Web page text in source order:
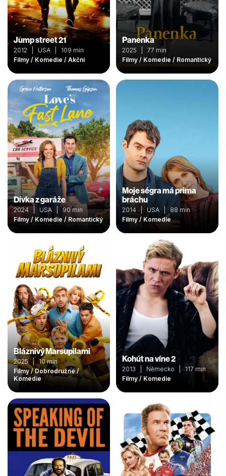
Jump street 21
2012 | USA | 109 min
Filmy / Komedie / Akční
Panenka
2025 | 77 min
Filmy / Komedie / Romantický
Dívka z garáže
2024 | USA | 90 min
Filmy / Komedie / Romantický
Moje ségra má prima
bráchu
2014 | USA | 88 min
Filmy / Komedie
Bláznivý Marsupilami
2025 | 10 min
Filmy / Dobrodružné /
Komedie
Kohút na víne 2
2013 | Německo | 117 min
Filmy / Komedie